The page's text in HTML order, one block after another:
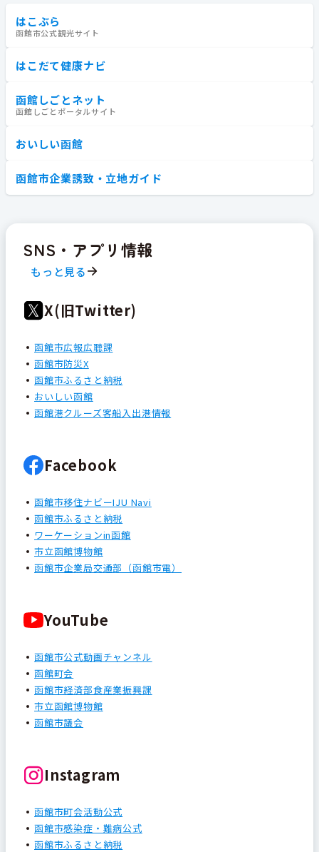
はこぶら
函館市公式観光サイト
はこだて健康ナビ
函館しごとネット
函館しごとポータルサイト
おいしい函館
函館市企業誘致・立地ガイド
SNS・アプリ情報
もっと見る
X(旧Twitter)
函館市広報広聴課
函館市防災X
函館市ふるさと納税
おいしい函館
函館港クルーズ客船入出港情報
Facebook
函館市移住ナビーIJU Navi
函館市ふるさと納税
ワーケーションin函館
市立函館博物館
函館市企業局交通部（函館市電）
YouTube
函館市公式動画チャンネル
函館町会
函館市経済部食産業振興課
市立函館博物館
函館市議会
Instagram
函館市町会活動公式
函館市感染症・難病公式
函館市ふるさと納税